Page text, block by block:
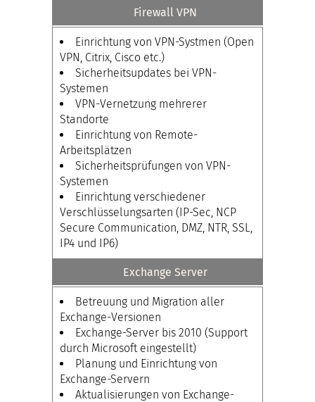
Firewall VPN
Einrichtung von VPN-Systmen (Open
VPN, Citrix, Cisco etc.)
Sicherheitsupdates bei VPN-
Systemen
VPN-Vernetzung mehrerer
Standorte
Einrichtung von Remote-
Arbeitsplätzen
Sicherheitsprüfungen von VPN-
Systemen
Einrichtung verschiedener
Verschlüsselungsarten (IP-Sec, NCP
Secure Communication, DMZ, NTR, SSL,
IP4 und IP6)
Exchange Server
Betreuung und Migration aller
Exchange-Versionen
Exchange-Server bis 2010 (Support
durch Microsoft eingestellt)
Planung und Einrichtung von
Exchange-Servern
Aktualisierungen von Exchange-